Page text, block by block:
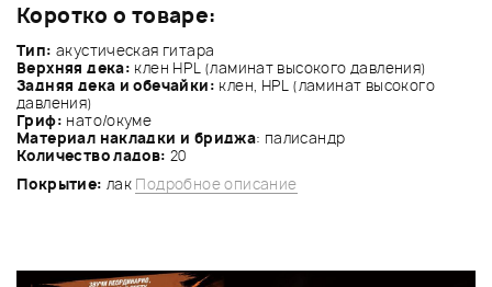
Коротко о товаре:
Тип: акустическая гитара
Верхняя дека: клен HPL (ламинат высокого давления)
Задняя дека и обечайки: клен, HPL (ламинат высокого
давления)
Гриф: нато/окуме
Материал накладки и бриджа: палисандр
Количество ладов:20
Покрытие: лак Подробное описание